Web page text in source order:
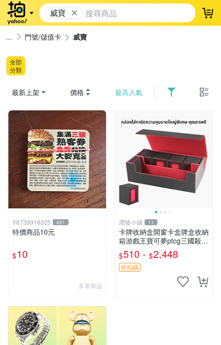
威寶 登
門號/儲值卡 威寶
全部
分類
最新上架 價格 最高人氣
Y6739918325 451
特價商品10元
$10
多筆商品
潤發小舖 11
卡牌收納盒開窗卡盒牌盒收納
箱游戲王寶可夢ptcg三國殺海
賊王dtcg
$510 - $2,448
折扣碼